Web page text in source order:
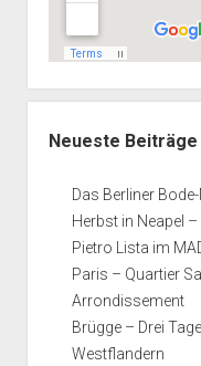
Neueste Beiträge
Das Berliner
Herbst in Neapel
Pietro Lista im
Paris – Quartier
Arrondissement
Brügge – Drei
Westflandern